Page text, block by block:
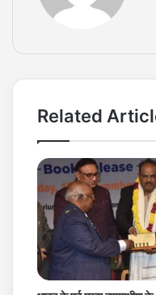
Related